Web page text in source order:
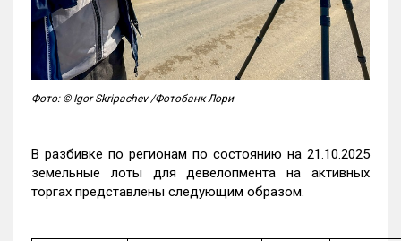
Фото: © Igor Skripachev /Фотобанк Лори
В разбивке по регионам по состоянию на 21.10.2025
земельные лоты для девелопмента на активных
торгах представлены следующим образом.